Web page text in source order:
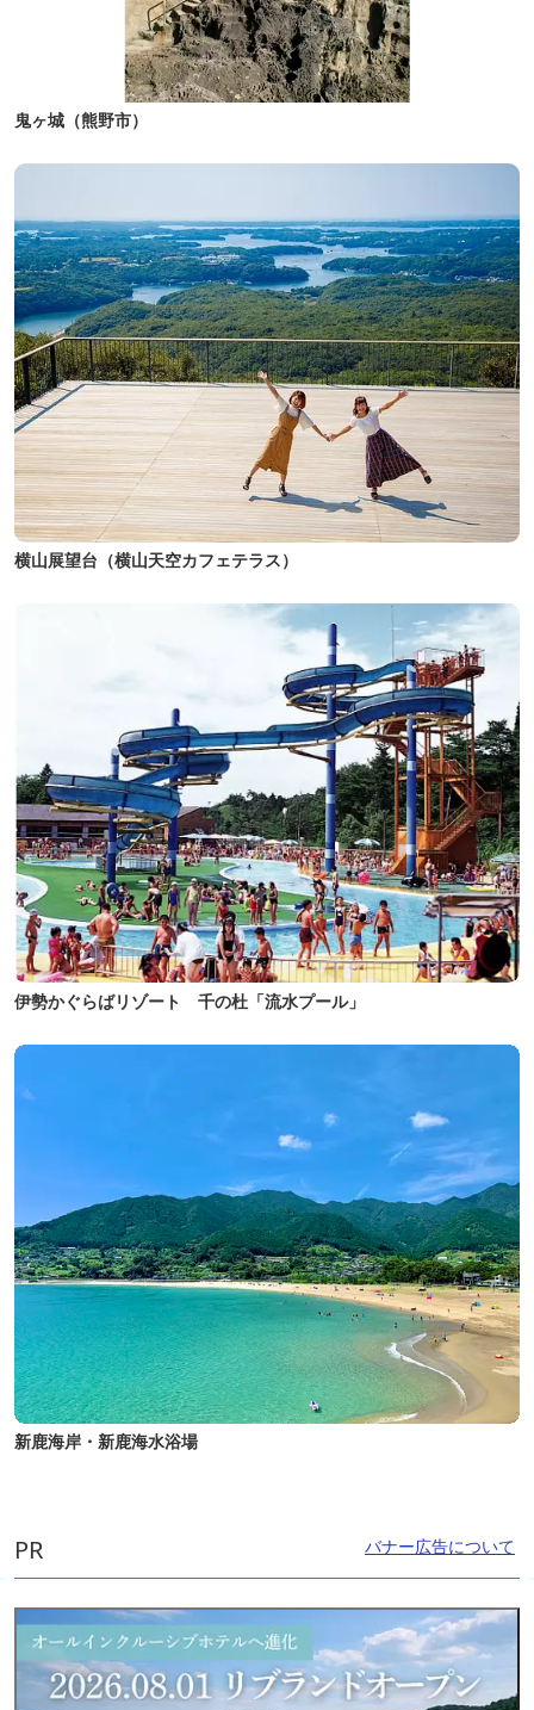
鬼ヶ城（熊野市）
横山展望台（横山天空カフェテラス）
伊勢かぐらばリゾート 千の杜「流水プール」
新鹿海岸・新鹿海水浴場
PR バナー広告について